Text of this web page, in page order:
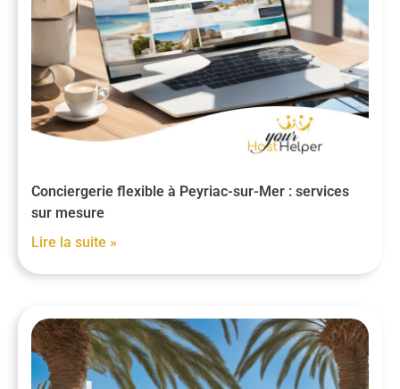
Conciergerie flexible à Peyriac-sur-Mer : services
sur mesure
Lire la suite »